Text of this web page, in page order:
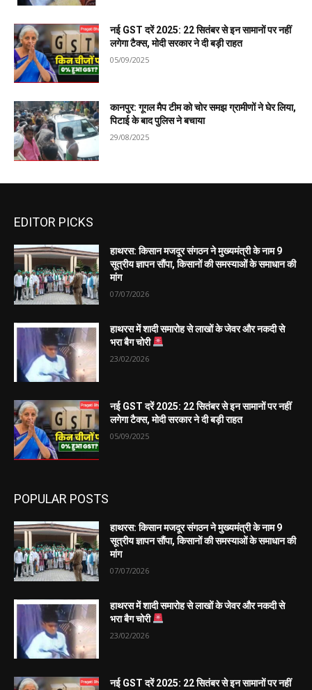
नई GST दरें 2025: 22 सितंबर से इन सामानों पर नहीं
लगेगा टैक्स, मोदी सरकार ने दी बड़ी राहत
05/09/2025
कानपुर: गूगल मैप टीम को चोर समझ ग्रामीणों ने घेर लिया,
पिटाई के बाद पुलिस ने बचाया
29/08/2025
EDITOR PICKS
हाथरस: किसान मजदूर संगठन ने मुख्यमंत्री के नाम 9
सूत्रीय ज्ञापन सौंपा, किसानों की समस्याओं के समाधान की
मांग
07/07/2026
हाथरस में शादी समारोह से लाखों के जेवर और नकदी से
भरा बैग चोरी
23/02/2026
नई GST दरें 2025: 22 सितंबर से इन सामानों पर नहीं
लगेगा टैक्स, मोदी सरकार ने दी बड़ी राहत
05/09/2025
POPULAR POSTS
हाथरस: किसान मजदूर संगठन ने मुख्यमंत्री के नाम 9
सूत्रीय ज्ञापन सौंपा, किसानों की समस्याओं के समाधान की
मांग
07/07/2026
हाथरस में शादी समारोह से लाखों के जेवर और नकदी से
भरा बैग चोरी
23/02/2026
नई GST दरें 2025: 22 सितंबर से इन सामानों पर नहीं